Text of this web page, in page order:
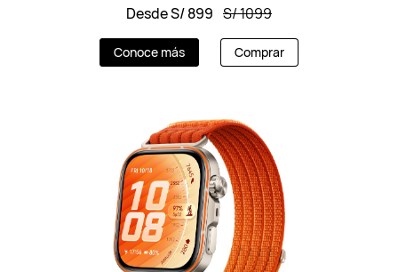
Desde S/ 899 S/ 1099
Conoce más Comprar